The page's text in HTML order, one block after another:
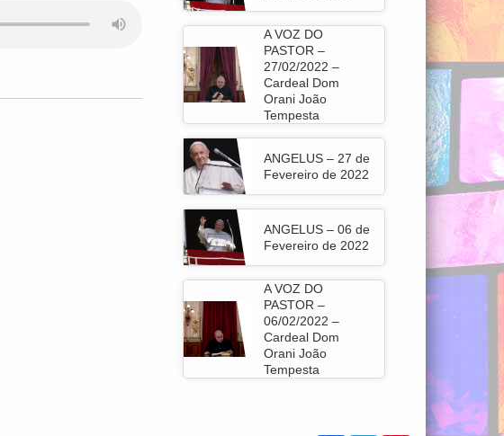
A VOZ DO
PASTOR –
27/02/2022 –
Cardeal Dom
Orani João
Tempesta
ANGELUS – 27 de
Fevereiro de 2022
ANGELUS – 06 de
Fevereiro de 2022
A VOZ DO
PASTOR –
06/02/2022 –
Cardeal Dom
Orani João
Tempesta